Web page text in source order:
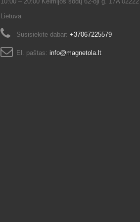
Lietuva
Susisiekite dabar: +37067225579
El. paštas: info@magnetola.lt